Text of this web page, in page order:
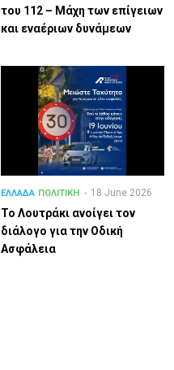
του 112 – Μάχη των επίγειων
και εναέριων δυνάμεων
ΕΛΛΑΔΑ ΠΟΛΙΤΙΚΗ 18 June 2026
Το Λουτράκι ανοίγει τον
διάλογο για την Οδική
Ασφάλεια